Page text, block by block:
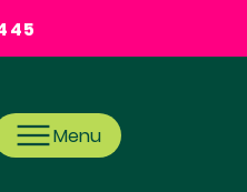
Menu